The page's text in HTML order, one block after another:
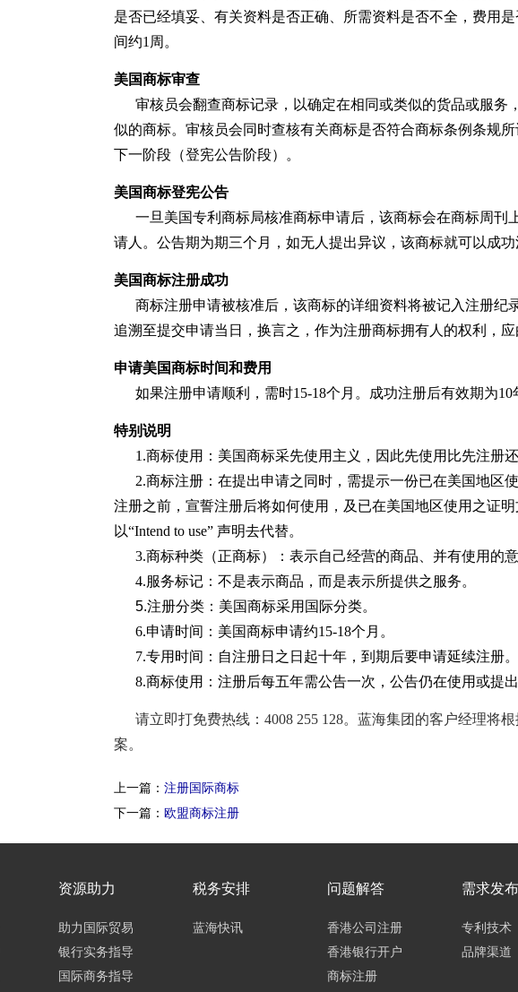
是否已经填妥、有关资料是否正确、所需资料是否不全，费用
间约1周。
美国商标审查
审核员会翻查商标记录，以确定在相同或类似的货品或服务
似的商标。审核员会同时查核有关商标是否符合商标条例条规
下一阶段（登宪公告阶段）。
美国商标登宪公告
一旦美国专利商标局核准商标申请后，该商标会在商标周刊
请人。公告期为期三个月，如无人提出异议，该商标就可以成功
美国商标注册成功
商标注册申请被核准后，该商标的详细资料将被记入注册纪
追溯至提交申请当日，换言之，作为注册商标拥有人的权利，应
申请美国商标时间和费用
如果注册申请顺利，需时15-18个月。成功注册后有效期为10
特别说明
1.商标使用：美国商标采先使用主义，因此先使用比先注册
2.商标注册：在提出申请之同时，需提示一份已在美国地区
注册之前，宣誓注册后将如何使用，及已在美国地区使用之证
以“Intend to use” 声明去代替。
3.商标种类（正商标）：表示自己经营的商品、并有使用的
4.服务标记：不是表示商品，而是表示所提供之服务。
5.注册分类：美国商标采用国际分类。
6.申请时间：美国商标申请约15-18个月。
7.专用时间：自注册日之日起十年，到期后要申请延续注册。
8.商标使用：注册后每五年需公告一次，公告仍在使用或提出
请立即打免费热线：4008 255 128。蓝海集团的客户经理将
案。
上一篇： 注册国际商标
下一篇： 欧盟商标注册
资源助力
助力国际贸易
银行实务指导
国际商务指导
税务安排
蓝海快讯
问题解答
香港公司注册
香港银行开户
商标注册
需求发布
专利技术
品牌渠道